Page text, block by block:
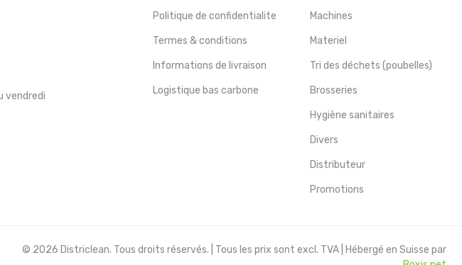
vendredi
Politique de confidentialite
Termes & conditions
Informations de livraison
Logistique bas carbone
Machines
Materiel
Tri des déchets (poubelles)
Brosseries
Hygiène sanitaires
Divers
Distributeur
Promotions
© 2026 Districlean. Tous droits réservés. | Tous les prix sont excl. TVA | Hébergé en Suisse par